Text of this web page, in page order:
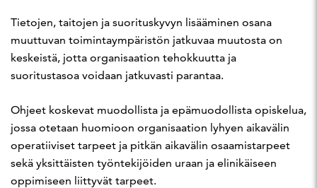
Tietojen, taitojen ja suorituskyvyn lisääminen osana
muuttuvan toimintaympäristön jatkuvaa muutosta on
keskeistä, jotta organisaation tehokkuutta ja
suoritustasoa voidaan jatkuvasti parantaa.
Ohjeet koskevat muodollista ja epämuodollista opiskelua,
jossa otetaan huomioon organisaation lyhyen aikavälin
operatiiviset tarpeet ja pitkän aikavälin osaamistarpeet
sekä yksittäisten työntekijöiden uraan ja elinikäiseen
oppimiseen liittyvät tarpeet.